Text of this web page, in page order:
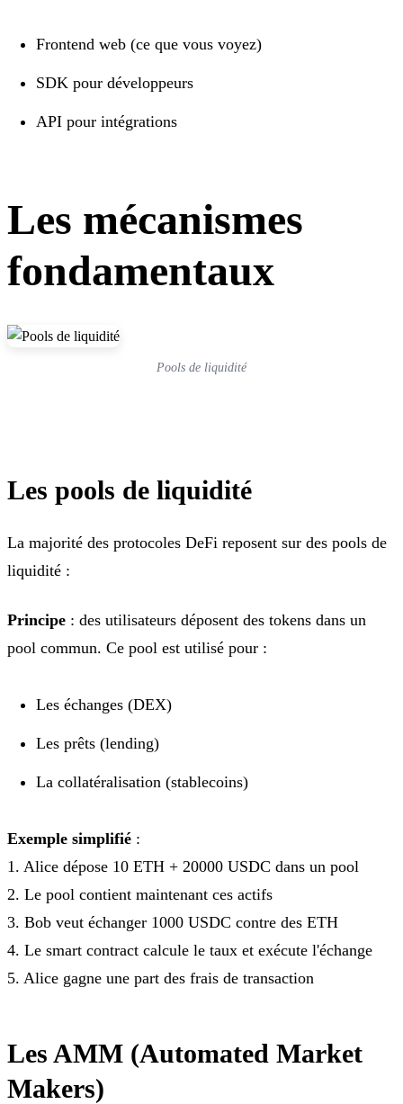
Frontend web (ce que vous voyez)
SDK pour développeurs
API pour intégrations
Les mécanismes
fondamentaux
Pools de liquidité
Les pools de liquidité
La majorité des protocoles DeFi reposent sur des pools de
liquidité :
Principe : des utilisateurs déposent des tokens dans un
pool commun. Ce pool est utilisé pour :
Les échanges (DEX)
Les prêts (lending)
La collatéralisation (stablecoins)
Exemple simplifié :
1. Alice dépose 10 ETH + 20000 USDC dans un pool
2. Le pool contient maintenant ces actifs
3. Bob veut échanger 1000 USDC contre des ETH
4. Le smart contract calcule le taux et exécute l'échange
5. Alice gagne une part des frais de transaction
Les AMM (Automated Market
Makers)